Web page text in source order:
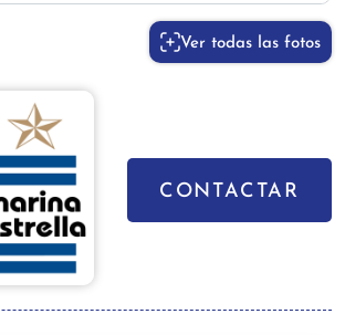
Ver todas las fotos
CONTACTAR